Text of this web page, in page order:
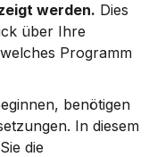
werden. Dies
über Ihre
Programm
benötigen
In diesem
die